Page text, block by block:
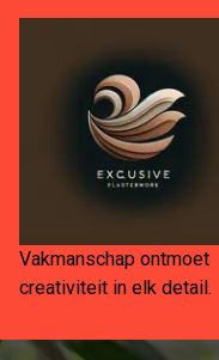
Spring
Vakmanschap ontmoet
creativiteit in elk detail.